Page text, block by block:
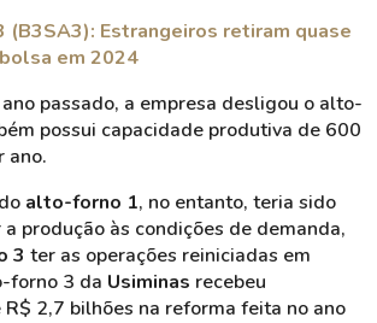
(B3SA3): Estrangeiros retiram quase
em 2024
passado, a empresa desligou o alto-
possui capacidade produtiva de 600
ano.
alto-forno 1, no entanto, teria sido
produção às condições de demanda,
3 ter as operações reiniciadas em
forno 3 da Usiminas recebeu
2,7 bilhões na reforma feita no ano